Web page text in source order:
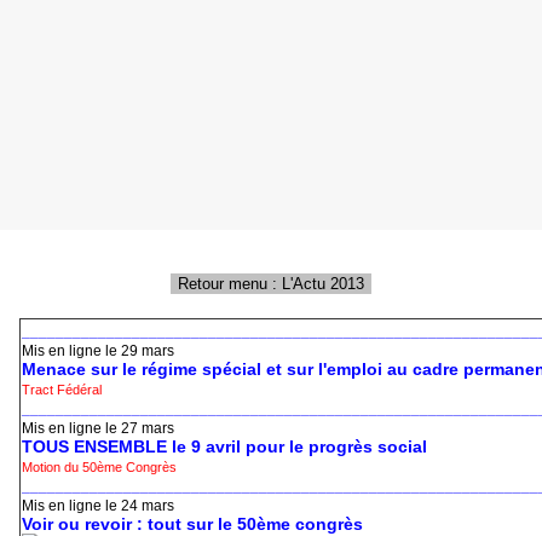
Mis en ligne le 29 mars
Menace sur le régime spécial et sur l'emploi au cadre
Tract Fédéral
Mis en ligne le 27 mars
TOUS ENSEMBLE le 9 avril pour le progrès social
Motion du 50ème Congrès
Mis en ligne le 24 mars
Voir ou revoir : tout sur le 50ème congrès